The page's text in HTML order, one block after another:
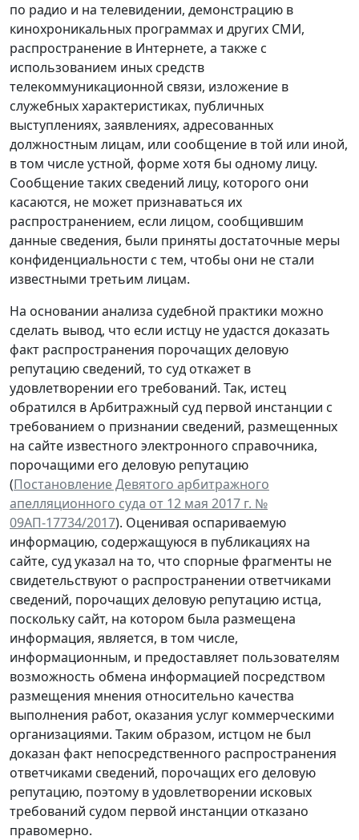
по радио и на телевидении, демонстрацию в
кинохроникальных программах и других СМИ,
распространение в Интернете, а также с
использованием иных средств
телекоммуникационной связи, изложение в
служебных характеристиках, публичных
выступлениях, заявлениях, адресованных
должностным лицам, или сообщение в той или иной,
в том числе устной, форме хотя бы одному лицу.
Сообщение таких сведений лицу, которого они
касаются, не может признаваться их
распространением, если лицом, сообщившим
данные сведения, были приняты достаточные меры
конфиденциальности с тем, чтобы они не стали
известными третьим лицам.
На основании анализа судебной практики можно
сделать вывод, что если истцу не удастся доказать
факт распространения порочащих деловую
репутацию сведений, то суд откажет в
удовлетворении его требований. Так, истец
обратился в Арбитражный суд первой инстанции с
требованием о признании сведений, размещенных
на сайте известного электронного справочника,
порочащими его деловую репутацию
(Постановление Девятого арбитражного
апелляционного суда от 12 мая 2017 г. №
09АП-17734/2017). Оценивая оспариваемую
информацию, содержащуюся в публикациях на
сайте, суд указал на то, что спорные фрагменты не
свидетельствуют о распространении ответчиками
сведений, порочащих деловую репутацию истца,
поскольку сайт, на котором была размещена
информация, является, в том числе,
информационным, и предоставляет пользователям
возможность обмена информацией посредством
размещения мнения относительно качества
выполнения работ, оказания услуг коммерческими
организациями. Таким образом, истцом не был
доказан факт непосредственного распространения
ответчиками сведений, порочащих его деловую
репутацию, поэтому в удовлетворении исковых
требований судом первой инстанции отказано
правомерно.